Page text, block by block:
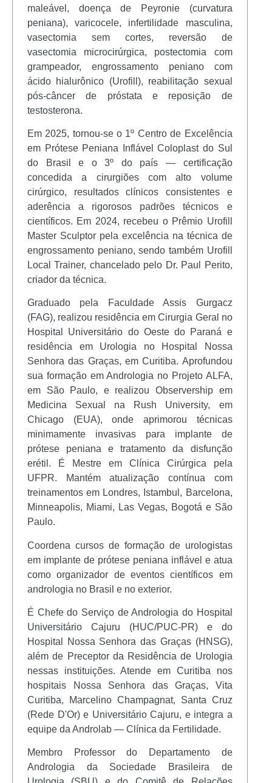
maleável, doença de Peyronie (curvatura
peniana), varicocele, infertilidade masculina,
vasectomia sem cortes, reversão de
vasectomia microcirúrgica, postectomia com
grampeador, engrossamento peniano com
ácido hialurônico (Urofill), reabilitação sexual
pós-câncer de próstata e reposição de
testosterona.
Em 2025, tornou-se o 1º Centro de Excelência
em Prótese Peniana Inflável Coloplast do Sul
do Brasil e o 3º do país — certificação
concedida a cirurgiões com alto volume
cirúrgico, resultados clínicos consistentes e
aderência a rigorosos padrões técnicos e
científicos. Em 2024, recebeu o Prêmio Urofill
Master Sculptor pela excelência na técnica de
engrossamento peniano, sendo também Urofill
Local Trainer, chancelado pelo Dr. Paul Perito,
criador da técnica.
Graduado pela Faculdade Assis Gurgacz
(FAG), realizou residência em Cirurgia Geral no
Hospital Universitário do Oeste do Paraná e
residência em Urologia no Hospital Nossa
Senhora das Graças, em Curitiba. Aprofundou
sua formação em Andrologia no Projeto ALFA,
em São Paulo, e realizou Observership em
Medicina Sexual na Rush University, em
Chicago (EUA), onde aprimorou técnicas
minimamente invasivas para implante de
prótese peniana e tratamento da disfunção
erétil. É Mestre em Clínica Cirúrgica pela
UFPR. Mantém atualização contínua com
treinamentos em Londres, Istambul, Barcelona,
Minneapolis, Miami, Las Vegas, Bogotá e São
Paulo.
Coordena cursos de formação de urologistas
em implante de prótese peniana inflável e atua
como organizador de eventos científicos em
andrologia no Brasil e no exterior.
É Chefe do Serviço de Andrologia do Hospital
Universitário Cajuru (HUC/PUC-PR) e do
Hospital Nossa Senhora das Graças (HNSG),
além de Preceptor da Residência de Urologia
nessas instituições. Atende em Curitiba nos
hospitais Nossa Senhora das Graças, Vita
Curitiba, Marcelino Champagnat, Santa Cruz
(Rede D'Or) e Universitário Cajuru, e integra a
equipe da Androlab — Clínica da Fertilidade.
Membro Professor do Departamento de
Andrologia da Sociedade Brasileira de